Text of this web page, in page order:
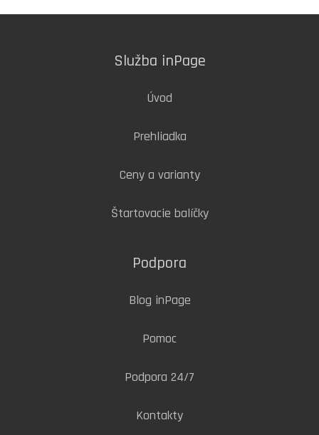
Služba inPage
Úvod
Prehliadka
Ceny a varianty
Štartovacie balíčky
Podpora
Blog inPage
Pomoc
Podpora 24/7
Kontakty